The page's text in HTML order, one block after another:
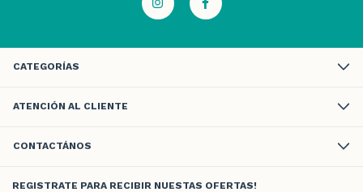
CATEGORÍAS
ATENCIÓN AL CLIENTE
CONTACTÁNOS
REGISTRATE PARA RECIBIR NUESTAS OFERTAS!